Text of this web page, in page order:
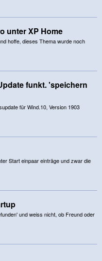
unter XP Home
hoffe, dieses Thema wurde noch
funkt. 'speichern
für Wind.10, Version 1903
Start einpaar einträge und zwar die
und weiss nicht, ob Freund oder